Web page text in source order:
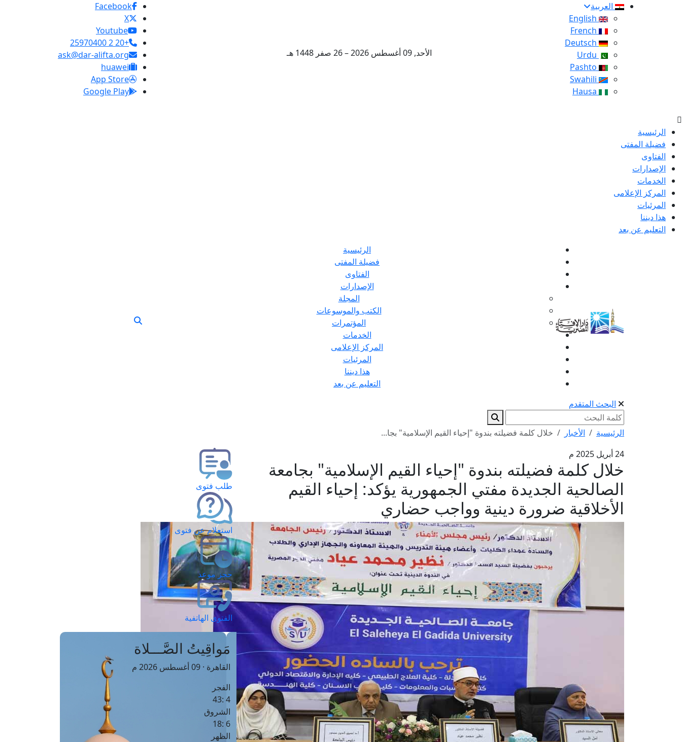
العربية
الأحد, 09 أغسطس 2026 – 26 صفر 1448 هـ
Facebook
X
Youtube
+20 2 25970400
ask@dar-alifta.org
huawei
App Store
Google Play
الرئيسية
فضيلة المفتى
الفتاوى
الإصدارات
الخدمات
المركز الإعلامى
المرئيات
هذا ديننا
التعليم عن بعد
الرئيسية
فضيلة المفتى
الفتاوى
الإصدارات
المجلة
الكتب والموسوعات
المؤتمرات
الخدمات
المركز الإعلامى
المرئيات
هذا ديننا
التعليم عن بعد
البحث المتقدم
الرئيسية الأخبار
خلال كلمة فضيلته بندوة "إحياء القيم الإسلامية" بجا...
24 أبريل 2025 م
خلال كلمة فضيلته بندوة "إحياء القيم الإسلامية" بجامعة
الصالحية الجديدة مفتي الجمهورية يؤكد: إحياء القيم
الأخلاقية ضرورة دينية وواجب حضاري
طلب فتوى
استعلام عن فتوى
حجز موعد
الفتوى الهاتفية
مَواقِيتُ الصَّـــلاة
القاهرة · 09 أغسطس 2026 م
الفجر
4 :43
الشروق
6 :18
الظهر